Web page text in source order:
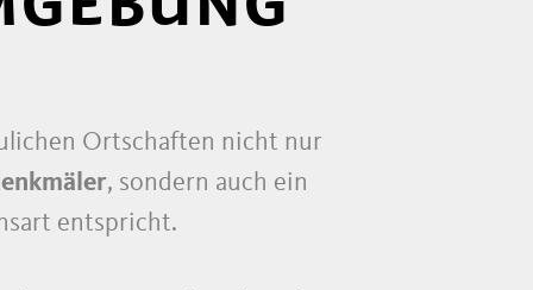
Ortschaften nicht nur
, sondern auch ein
entspricht.